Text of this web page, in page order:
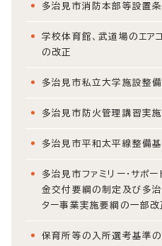
多治見市消防本部等設置
学校体育館、武道場のエア
の改正
多治見市私立大学施設整
多治見市防火管理講習実
多治見市平和太平線整備
多治見市ファミリー・サポ
金交付要綱の制定及び多治
ター事業実施要綱の一部改
保育所等の入所選考基準